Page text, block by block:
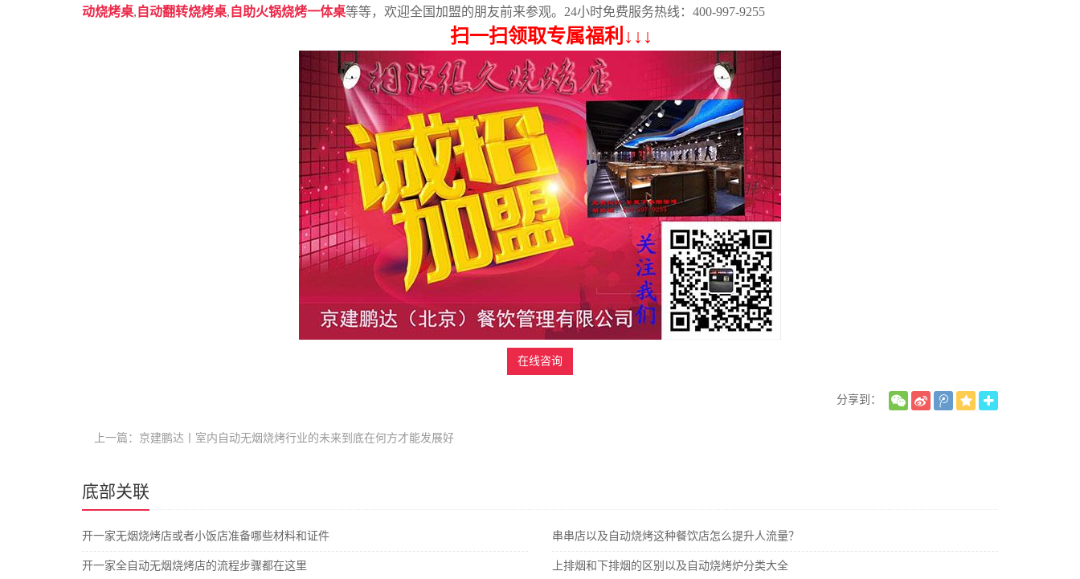
动烧烤桌, 自动翻转烧烤桌, 自助火锅烧烤一体桌等等，欢迎全国加盟的朋友前来参观。24小时免费服务热线：400-997-9255
扫一扫领取专属福利↓↓↓
在线咨询
分享到：
上一篇：京建鹏达丨室内自动无烟烧烤行业的未来到底在何方才能发展好
底部关联
开一家无烟烧烤店或者小饭店准备哪些材料和证件 串串店以及自动烧烤这种餐饮店怎么提升人流量？
开一家全自动无烟烧烤店的流程步骤都在这里 上排烟和下排烟的区别以及自动烧烤炉分类大全